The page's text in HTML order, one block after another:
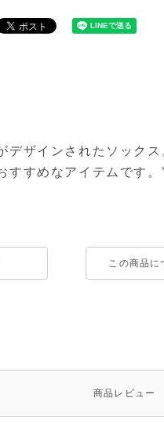
デザインされたソック
すすめなアイテムです
この商品に
商品 レビュー